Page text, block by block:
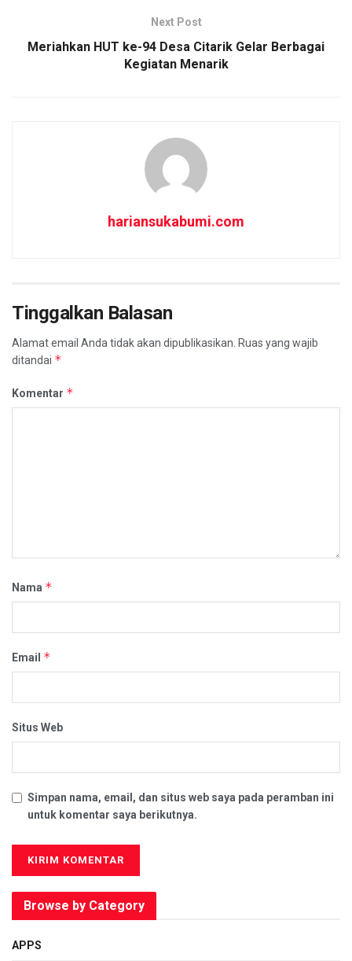
Next Post
Meriahkan HUT ke-94 Desa Citarik Gelar Berbagai
Kegiatan Menarik
hariansukabumi.com
Tinggalkan Balasan
Alamat email Anda tidak akan dipublikasikan. Ruas yang wajib
ditandai *
Komentar *
Nama *
Email *
Situs Web
Simpan nama, email, dan situs web saya pada peramban ini
untuk komentar saya berikutnya.
Browse by Category
APPS